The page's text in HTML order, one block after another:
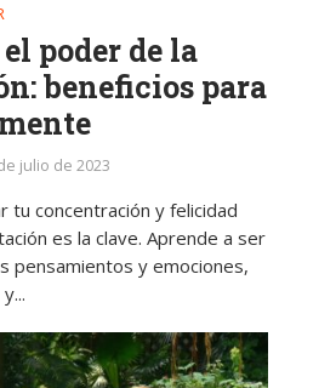
poder de la
beneficios para
julio de 2023
tu concentración y felicidad
es la clave. Aprende a ser
pensamientos y emociones,